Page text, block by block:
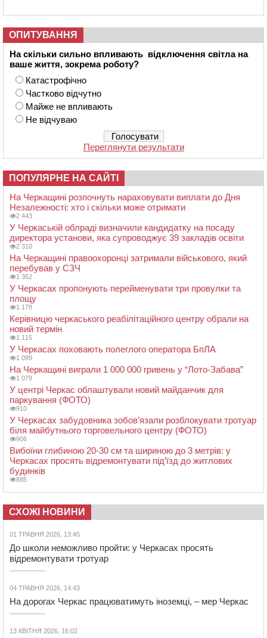
ОПИТУВАННЯ
На скільки сильно впливають відключення світла на
ваше життя, зокрема роботу?
Катастрофічно
Частково відчутно
Майже не впливають
Не відчуваю
Переглянути результати
ПОПУЛЯРНЕ НА САЙТІ
На Черкащині розпочнуть нараховувати виплати до Дня
Незалежності: хто і скільки може отримати
2 443
У Черкаській облраді визначили кандидатку на посаду
директора установи, яка супроводжує 39 закладів освіти
2 310
На Черкащині правоохоронці затримали військового, який
перебував у СЗЧ
1 352
У Черкасах пропонують перейменувати три провулки та
площу
1 178
Керівницю черкаського реабілітаційного центру обрали на
новий термін
1 115
У Черкасах поховають полеглого оператора БпЛА
1 099
На Черкащині виграли 1 000 000 гривень у “Лото-Забава”
1 079
У центрі Черкас облаштували новий майданчик для
паркування (ФОТО)
910
У Черкасах забудовника зобов’язали розблокувати тротуар
біля майбутнього торговельного центру (ФОТО)
906
Вибоїни глибиною 20-30 см та шириною до 3 метрів: у
Черкасах просять відремонтувати під’їзд до житлових
будинків
885
СХОЖІ НОВИНИ
01 ТРАВНЯ 2026, 13:45
До школи неможливо пройти: у Черкасах просять
відремонтувати тротуар
04 ТРАВНЯ 2026, 14:43
На дорогах Черкас працюватимуть іноземці, – мер Черкас
13 КВІТНЯ 2026, 16:02